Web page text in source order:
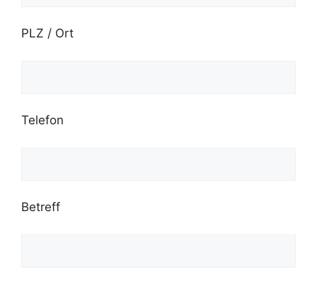
PLZ / Ort
Telefon
Betreff